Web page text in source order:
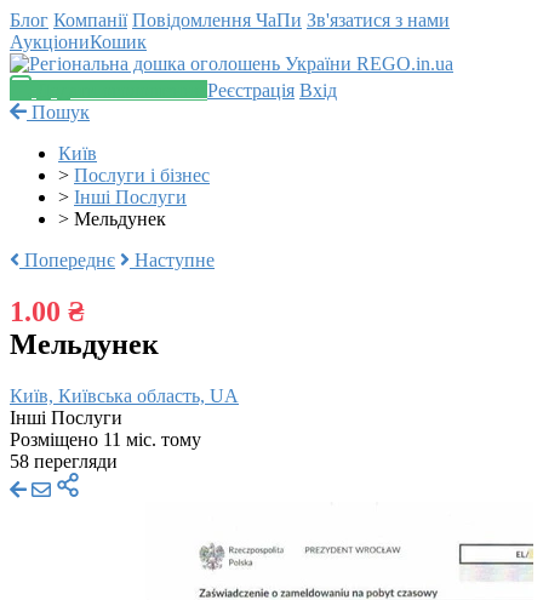
Блог Компанії Повідомлення ЧаПи Зв'язатися з нами
АукціониКошик
Реєстрація Вхід
Пошук
Київ
> Послуги і бізнес
> Інші Послуги
> Мельдунек
Попереднє
Наступне
1.00 ₴
Мельдунек
Київ, Київська область, UA
Інші Послуги
Розміщено 11 міс. тому
58 перегляди